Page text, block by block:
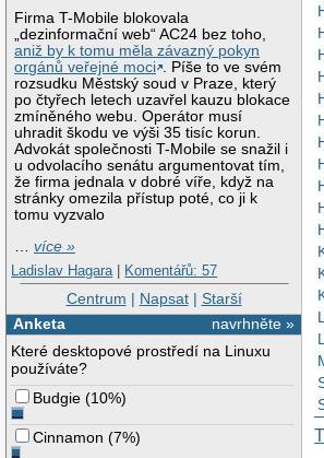
Firma T-Mobile blokovala
„dezinformační web“ AC24 bez toho,
aniž by k tomu měla závazný pokyn
orgánů veřejné moci . Píše to ve svém
rozsudku Městský soud v Praze, který
po čtyřech letech uzavřel kauzu blokace
zmíněného webu. Operátor musí
uhradit škodu ve výši 35 tisíc korun.
Advokát společnosti T-Mobile se snažil i
u odvolacího senátu argumentovat tím,
že firma jednala v dobré víře, když na
stránky omezila přístup poté, co ji k
tomu vyzvalo
…více »
Ladislav Hagara | Komentářů: 57
Centrum | Napsat| Starší
navrhněte »
Anketa
Které desktopové prostředí na Linuxu
používáte?
Budgie (10%)
Cinnamon (7%)